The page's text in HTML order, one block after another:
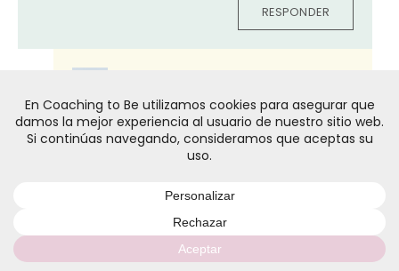
RESPONDER
12/12/2016
Hola Miren,
Entonces, si has creado el hábito de
quieres cambiarlo… Es decir, “en vez de
compararme voy a … “.
Reflexiona argumentos que te sirvan, como